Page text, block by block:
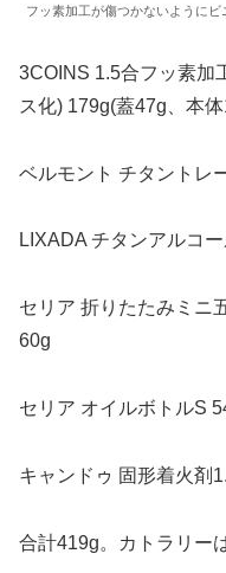
フッ素加工が傷つかないようにビ
3COINS 1.5合フッ素加
ス化) 179g(蓋47g、本
ベルモント チタントレ
LIXADA チタンアルコ
セリア 折りたたみミニ
60g
セリア オイルボトルS
キャンドゥ 固形着火剤
合計419g。カトラリー